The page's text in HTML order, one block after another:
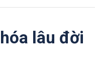
lâu đời